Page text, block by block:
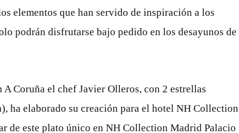
elementos que han servido de inspiración a los
podrán disfrutarse bajo pedido en los desayunos de
A Coruña el chef Javier Olleros, con 2 estrellas
ha elaborado su creación para el hotel NH Collection
de este plato único en NH Collection Madrid Palacio